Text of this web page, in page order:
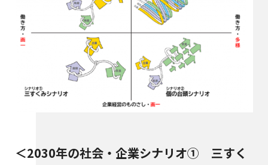
＜2030年の社会・企業シナリオ① 三すく